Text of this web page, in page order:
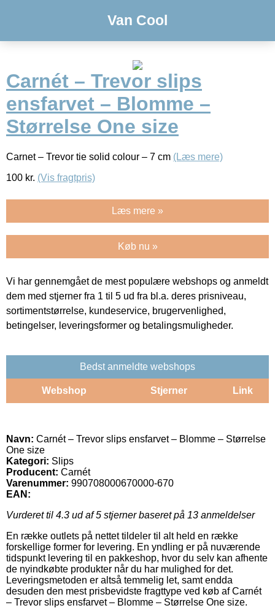
Van Cool
Carnét – Trevor slips
ensfarvet – Blomme –
Størrelse One size
Carnet – Trevor tie solid colour – 7 cm (Læs mere)
100 kr. (Vis fragtpris)
Læs mere »
Køb nu »
Vi har gennemgået de mest populære webshops og anmeldt
dem med stjerner fra 1 til 5 ud fra bl.a. deres prisniveau,
sortimentstørrelse, kundeservice, brugervenlighed,
betingelser, leveringsformer og betalingsmuligheder.
Bedst anmeldte webshops
Webshop Stjerner Link
Navn: Carnét – Trevor slips ensfarvet – Blomme – Størrelse
One size
Kategori: Slips
Producent: Carnét
Varenummer: 990708000670000-670
EAN:
Vurderet til 4.3 ud af 5 stjerner baseret på 13 anmeldelser
En række outlets på nettet tildeler til alt held en række
forskellige former for levering. En yndling er på nuværende
tidspunkt levering til en pakkeshop, hvor du selv kan afhente
de nyindkøbte produkter når du har mulighed for det.
Leveringsmetoden er altså temmelig let, samt endda
desuden den mest prisbevidste fragttype ved køb af Carnét
– Trevor slips ensfarvet – Blomme – Størrelse One size.